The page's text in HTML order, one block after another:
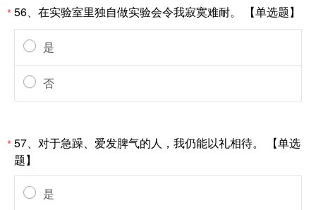
*56、在实验室里独自做实验会令我寂寞难耐。 【单选题】
是
否
*57、对于急躁、爱发脾气的人，我仍能以礼相待。 【单选
题】
是